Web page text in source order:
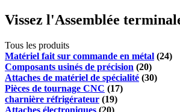
Vissez l'Assemblée
Tous les produits
Matériel fait sur commande en métal (24)
Composants usinés de précision (20)
Attaches de matériel de spécialité (30)
Pièces de tournage CNC (17)
charnière réfrigérateur (19)
Attaches électroniques (20)